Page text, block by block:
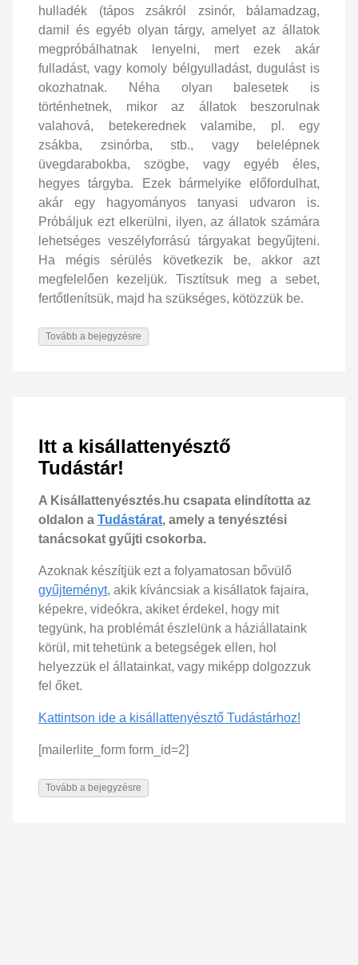
hulladék (tápos zsákról zsinór, bálamadzag,
damil és egyéb olyan tárgy, amelyet az állatok
megpróbálhatnak lenyelni, mert ezek akár
fulladást, vagy komoly bélgyulladást, dugulást is
okozhatnak. Néha olyan balesetek is
történhetnek, mikor az állatok beszorulnak
valahová, betekerednek valamibe, pl. egy
zsákba, zsinórba, stb., vagy belelépnek
üvegdarabokba, szögbe, vagy egyéb éles,
hegyes tárgyba. Ezek bármelyike előfordulhat,
akár egy hagyományos tanyasi udvaron is.
Próbáljuk ezt elkerülni, ilyen, az állatok számára
lehetséges veszélyforrású tárgyakat begyűjteni.
Ha mégis sérülés következik be, akkor azt
megfelelően kezeljük. Tisztítsuk meg a sebet,
fertőtlenítsük, majd ha szükséges, kötözzük be.
Tovább a bejegyzésre
Itt a kisállattenyésztő
Tudástár!
A Kisállattenyésztés.hu csapata elindította az
oldalon a Tudástárat, amely a tenyésztési
tanácsokat gyűjti csokorba.
Azoknak készítjük ezt a folyamatosan bővülő
gyűjteményt, akik kíváncsiak a kisállatok fajaira,
képekre, videókra, akiket érdekel, hogy mit
tegyünk, ha problémát észlelünk a háziállataink
körül, mit tehetünk a betegségek ellen, hol
helyezzük el állatainkat, vagy miképp dolgozzuk
fel őket.
Kattintson ide a kisállattenyésztő Tudástárhoz!
[mailerlite_form form_id=2]
Tovább a bejegyzésre